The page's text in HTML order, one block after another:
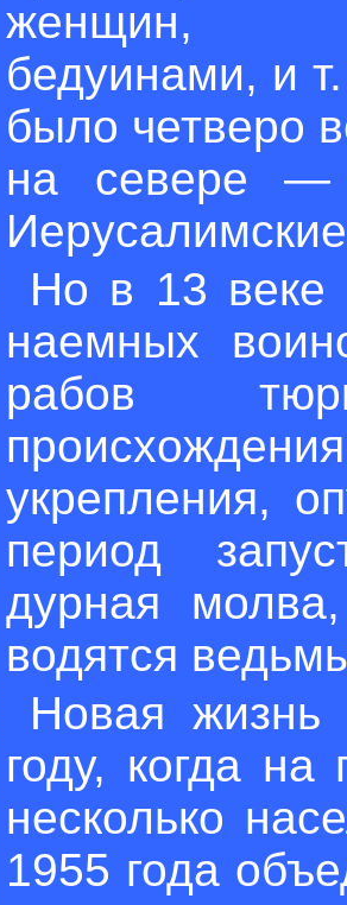
женщин,
бедуинами, и
было четверо
на севере
Но в 13 веке
наемных
рабов
укрепления,
период
дурная
водятся
Новая жизнь
году, когда
несколько
1955 года